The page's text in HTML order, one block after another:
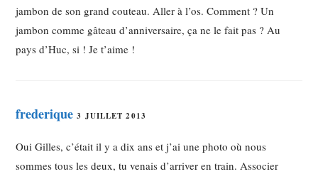
jambon de son grand couteau. Aller à l’os. Comment ? Un
jambon comme gâteau d’anniversaire, ça ne le fait pas ? Au
pays d’Huc, si ! Je t’aime !
frederique 3 JUILLET 2013
Oui Gilles, c’était il y a dix ans et j’ai une photo où nous
sommes tous les deux, tu venais d’arriver en train. Associer